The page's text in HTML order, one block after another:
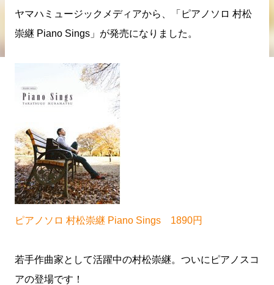
ヤマハミュージックメディアから、「ピアノソロ 村松
崇継 Piano Sings」が発売になりました。
ピアノソロ 村松崇継 Piano Sings 1890円
若手作曲家として活躍中の村松崇継。ついにピアノスコ
アの登場です！